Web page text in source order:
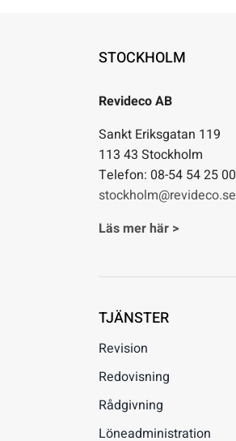
STOCKHOLM
Revideco AB
Sankt Eriksgatan 119
113 43 Stockholm
Telefon: 08-54 54 25 00
stockholm@revideco.se
Läs mer här >
TJÄNSTER
Revision
Redovisning
Rådgivning
Löneadministration